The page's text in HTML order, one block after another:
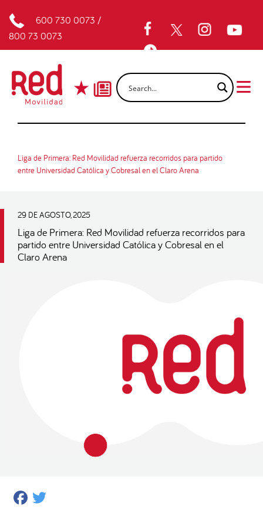
600 730 0073 /
800 73 0073
Liga de Primera: Red Movilidad refuerza recorridos para partido
entre Universidad Católica y Cobresal en el Claro Arena
29 DE AGOSTO, 2025
Liga de Primera: Red Movilidad refuerza recorridos para
partido entre Universidad Católica y Cobresal en el
Claro Arena
Facebook